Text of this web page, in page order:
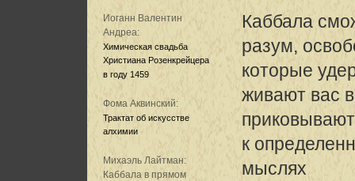
Иоганн Валентин
Андреа:
Химическая свадьба
Христиана Розенкрейцера
в году 1459
Фома Аквинский:
Трактат об искусстве
алхимии
Михаэль Лайтман:
Каббала в прямом
Каббала
разум,
которые
живают вас
приковывают
к
мыслях